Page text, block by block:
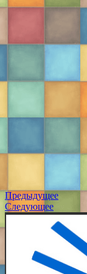
Предыдущее
Следующее